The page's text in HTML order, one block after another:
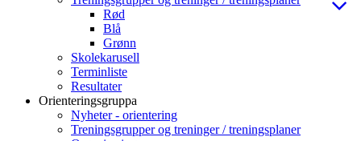
Rød
Blå
Grønn
Skolekarusell
Terminliste
Resultater
Orienteringsgruppa
Nyheter - orientering
Treningsgrupper og treninger / treningsplaner